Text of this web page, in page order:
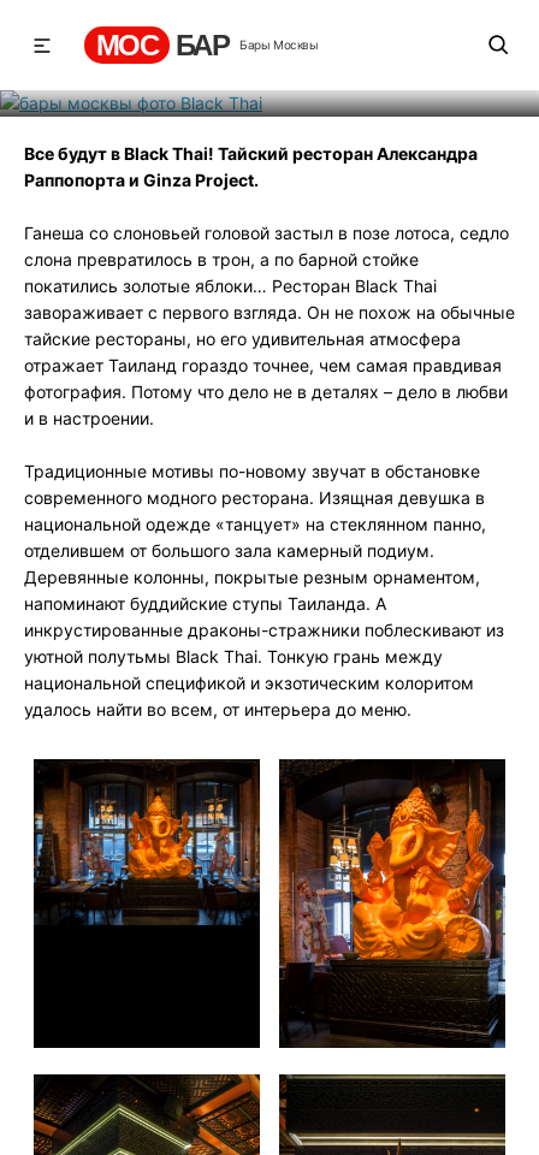
МОС БАР Бары Москвы
Все будут в Black Thai! Тайский ресторан Александра
Раппопорта и Ginza Project.
Ганеша со слоновьей головой застыл в позе лотоса, седло
слона превратилось в трон, а по барной стойке
покатились золотые яблоки… Ресторан Black Thai
завораживает с первого взгляда. Он не похож на обычные
тайские рестораны, но его удивительная атмосфера
отражает Таиланд гораздо точнее, чем самая правдивая
фотография. Потому что дело не в деталях – дело в любви
и в настроении.
Традиционные мотивы по-новому звучат в обстановке
современного модного ресторана. Изящная девушка в
национальной одежде «танцует» на стеклянном панно,
отделившем от большого зала камерный подиум.
Деревянные колонны, покрытые резным орнаментом,
напоминают буддийские ступы Таиланда. А
инкрустированные драконы-стражники поблескивают из
уютной полутьмы Black Thai. Тонкую грань между
национальной спецификой и экзотическим колоритом
удалось найти во всем, от интерьера до меню.